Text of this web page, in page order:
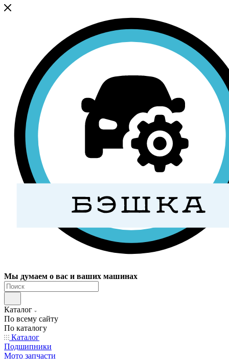
Мы думаем о вас и ваших машинах
Каталог
По всему сайту
По каталогу
Каталог
Подшипники
Мото запчасти